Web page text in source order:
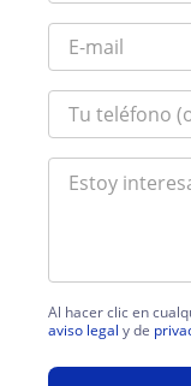
Al hacer clic en
aviso legal y de